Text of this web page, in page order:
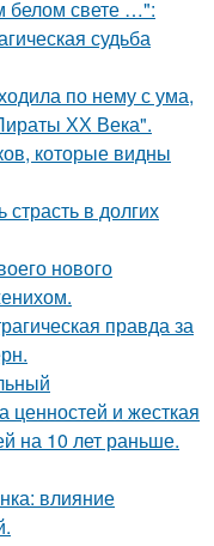
белом свете …":
судьба
по нему с ума,
ХХ Века".
которые видны
в долгих
нового
правда за
ценностей и жесткая
на 10 лет раньше.
влияние